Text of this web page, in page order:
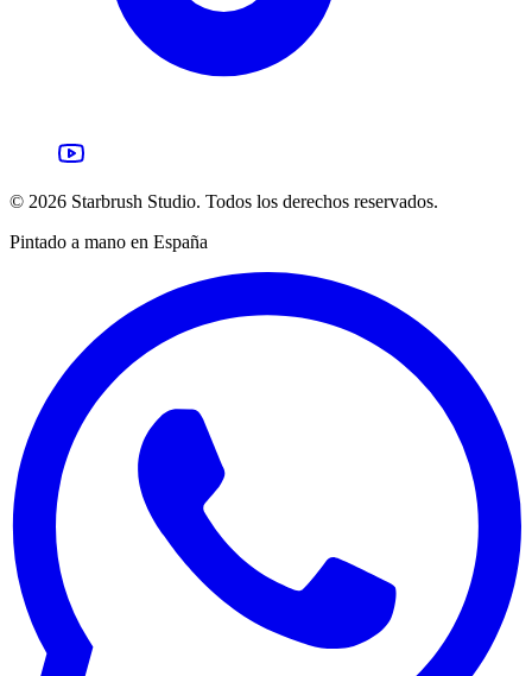
© 2026 Starbrush Studio. Todos los derechos reservados.
Pintado a mano en España